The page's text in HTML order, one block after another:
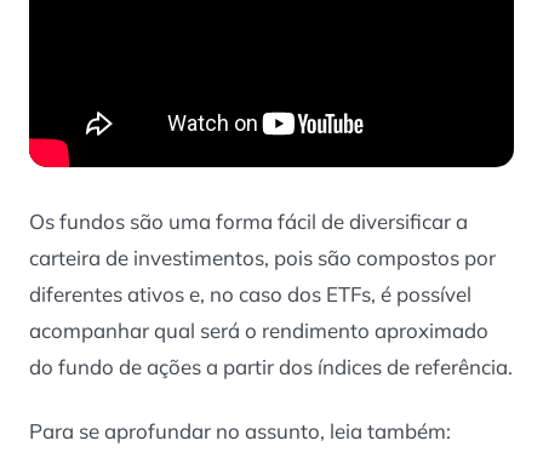
Os fundos são uma forma fácil de diversificar a
carteira de investimentos, pois são compostos por
diferentes ativos e, no caso dos ETFs, é possível
acompanhar qual será o rendimento aproximado
do fundo de ações a partir dos índices de referência.
Para se aprofundar no assunto, leia também: